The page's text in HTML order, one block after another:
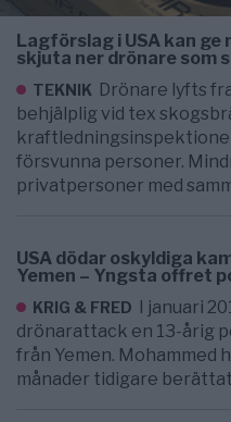
Lagförslag i USA kan
skjuta ner drönare som
TEKNIK Drönare lyfts
behjälplig vid tex
försvunna personer.
privatpersoner med
USA dödar oskyldiga
Yemen – Yngsta offret
KRIG & FRED I januari
drönarattack en 13-årig
från Yemen. Mohammed
månader tidigare